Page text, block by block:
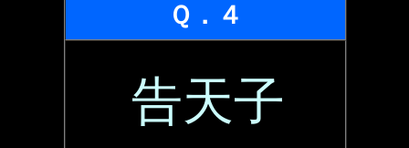
Ｑ．４
告天子